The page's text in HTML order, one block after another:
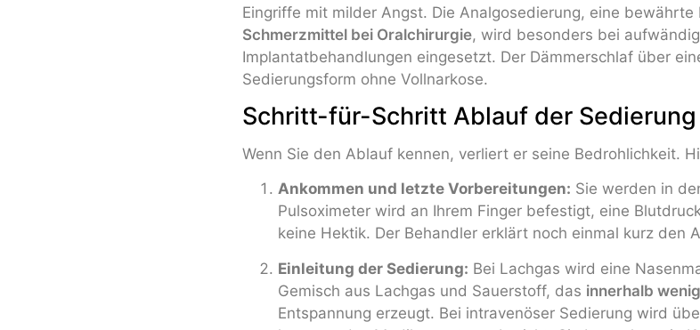
Eingriffe mit milder Angst. Die Analgosedierung, eine
Schmerzmittel bei Oralchirurgie, wird besonders bei
Implantatbehandlungen eingesetzt. Der Dämmerschlaf über
Sedierungsform ohne Vollnarkose.
Schritt-für-Schritt Ablauf der Sedierung
Wenn Sie den Ablauf kennen, verliert er seine Bedrohlichkeit.
Ankommen und letzte Vorbereitungen: Sie werden in
Pulsoximeter wird an Ihrem Finger befestigt, eine
keine Hektik. Der Behandler erklärt noch einmal kurz den
Einleitung der Sedierung: Bei Lachgas wird eine
Gemisch aus Lachgas und Sauerstoff, das innerhalb
Entspannung erzeugt. Bei intravenöser Sedierung wird